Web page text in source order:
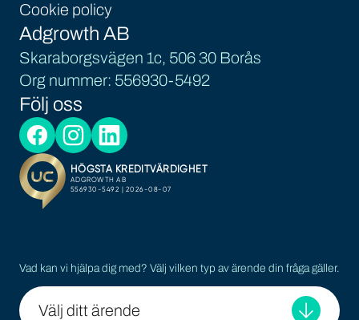
Cookie policy
Adgrowth AB
Skaraborgsvägen 1c, 506 30 Borås
Org nummer: 556930-5492
Följ oss
Vad kan vi hjälpa dig med? Välj vilken typ av ärende din fråga gäller.
Välj ditt ärende